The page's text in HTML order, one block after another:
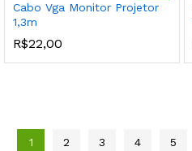
Cabo Vga Monitor Projetor
1,3m
R$22,00
1 2 3 4 5